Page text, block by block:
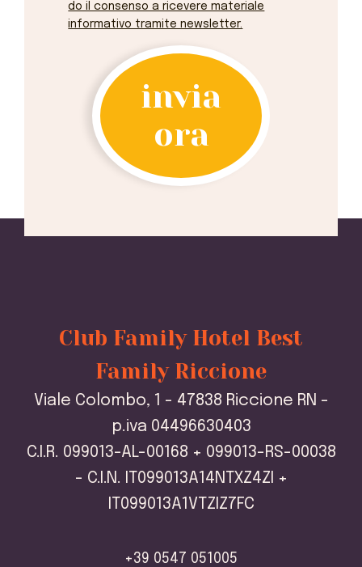
do il consenso a ricevere materiale
informativo tramite newsletter.
invia
ora
Club Family Hotel Best
Family Riccione
Viale Colombo, 1 - 47838 Riccione RN -
p.iva 04496630403
C.I.R. 099013-AL-00168 + 099013-RS-00038
- C.I.N. IT099013A14NTXZ4ZI +
IT099013A1VTZIZ7FC
+39 0547 051005